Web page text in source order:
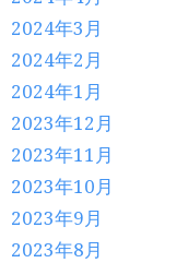
2024年3月
2024年2月
2024年1月
2023年12月
2023年11月
2023年10月
2023年9月
2023年8月